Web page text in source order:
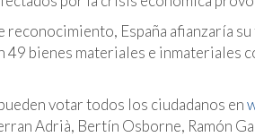
reconocimiento, España afianzaría
49 bienes materiales e inmateriales
votar todos los ciudadanos en
Adrià, Bertín Osborne, Ramón